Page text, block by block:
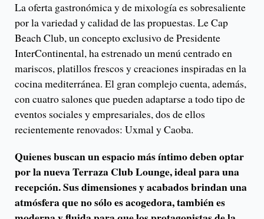
La oferta gastronómica y de mixología es sobresaliente
por la variedad y calidad de las propuestas. Le Cap
Beach Club, un concepto exclusivo de Presidente
InterContinental, ha estrenado un menú centrado en
mariscos, platillos frescos y creaciones inspiradas en la
cocina mediterránea. El gran complejo cuenta, además,
con cuatro salones que pueden adaptarse a todo tipo de
eventos sociales y empresariales, dos de ellos
recientemente renovados: Uxmal y Caoba.
Quienes buscan un espacio más íntimo deben optar
por la nueva Terraza Club Lounge, ideal para una
recepción. Sus dimensiones y acabados brindan una
atmósfera que no sólo es acogedora, también es